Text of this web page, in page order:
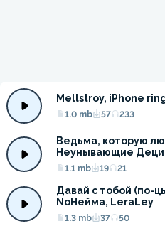
Mellstroy, iPhone
1.0 mb 57 233
Ведьма, которую
Неунывающие
1.1 mb 19 21
Давай с тобой (по-
NoНейма, LeraLey
1.3 mb 37 50